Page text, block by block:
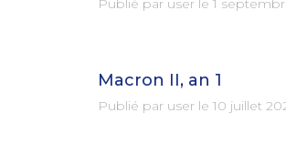
Publié par user le 1
Macron II, an 1
Publié par user le 10 juillet